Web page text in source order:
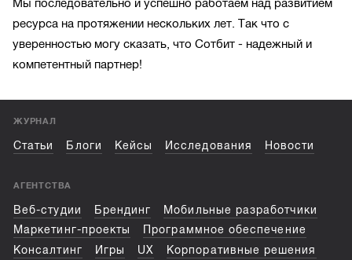
Мы последовательно и успешно работаем над развитием
ресурса на протяжении нескольких лет. Так что с
уверенностью могу сказать, что Сотбит - надежный и
компетентный партнер!
ЖУРНАЛ
Статьи Блоги Кейсы Исследования Новости
АГЕНТСТВА
Веб-студии Брендинг
Мобильные разработчики
Маркетинг-проекты
Программное обеспечение
Консалтинг
Игры UX
Корпоративные решения